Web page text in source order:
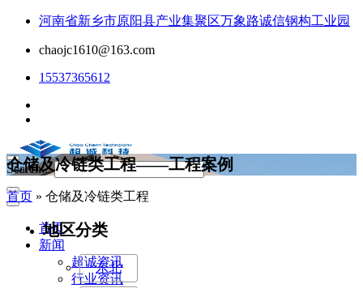
河南省新乡市原阳县产业集聚区万象路诚信钢构工业园
chaojc1610@163.com
15537365612
Search...
首页
新闻
超诚资讯
行业资讯
仓储及冷链类工程——工程案例
首页 » 仓储及冷链类工程
地区分类
东北